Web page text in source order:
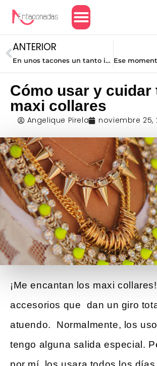
ANTERIOR
En unos tacones un tanto incómodos (II parte)
Cómo usar y cuidar
maxi collares
Angelique Pirela noviembre 25,
¡Me encantan los maxi
accesorios que dan un giro
atuendo. Normalmente, los
tengo alguna salida especial.